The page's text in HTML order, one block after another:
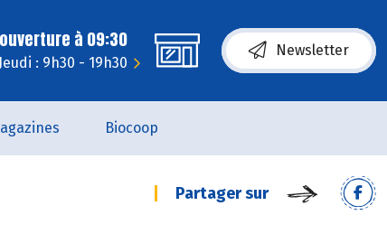
à 09:30
Jeudi : 9h30 - 19h30
Newsletter
Biocoop
Partager sur